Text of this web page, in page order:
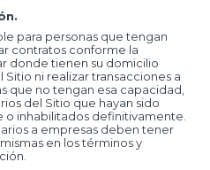
para personas que tengan
contratos conforme la
donde tienen su domicilio
ni realizar transacciones a
que no tengan esa capacidad,
del Sitio que hayan sido
inhabilitados definitivamente.
a empresas deben tener
en los términos y